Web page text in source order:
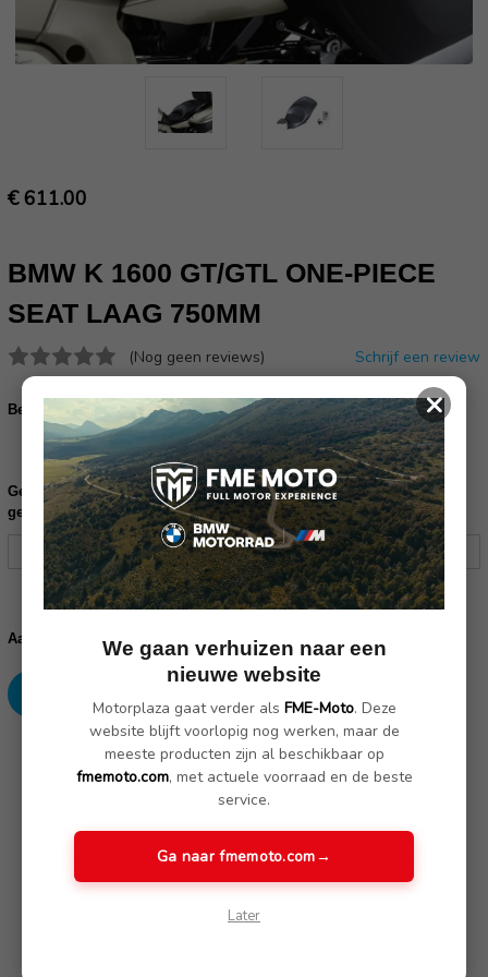
€ 611.00
BMW K 1600 GT/GTL ONE-PIECE
SEAT LAAG 750MM
(Nog geen reviews) Schrijf een review
Bevestigingset[77348520027]:
Bestel de bevestigingset
Gelieve uw frame nummer in te vullen ter controle of dit product
geschikt is voor uw motor (17 karakters):
Huidige
voorraad:
Aantal:
Verhoog
aantallen: aantallen:
SKU: 52537729321
(Nog geen reviews)
Deze uitnodigende buddy heeft een extra brede stoel en is
voorzien van decoratieve stiksels en de juiste opvulling. Het
×
We gaan verhuizen naar een
nieuwe website
Motorplaza gaat verder als FME-Moto. Deze
website blijft voorlopig nog werken, maar de
meeste producten zijn al beschikbaar op
fmemoto.com, met actuele voorraad en de beste
service.
Ga naar fmemoto.com→
Later